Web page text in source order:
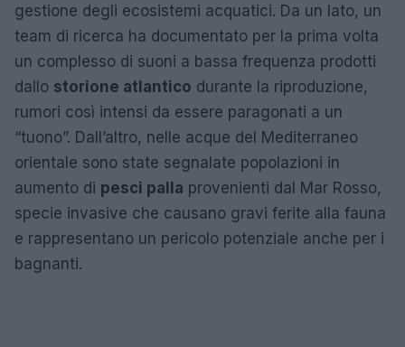
gestione degli ecosistemi acquatici. Da un lato, un
team di ricerca ha documentato per la prima volta
un complesso di suoni a bassa frequenza prodotti
dallo storione atlantico durante la riproduzione,
rumori così intensi da essere paragonati a un
“tuono”. Dall’altro, nelle acque del Mediterraneo
orientale sono state segnalate popolazioni in
aumento di pesci palla provenienti dal Mar Rosso,
specie invasive che causano gravi ferite alla fauna
e rappresentano un pericolo potenziale anche per i
bagnanti.